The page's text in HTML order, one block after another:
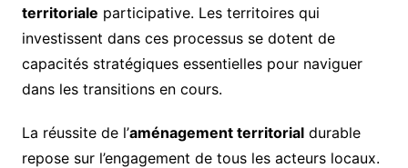
territoriale participative. Les territoires qui
investissent dans ces processus se dotent de
capacités stratégiques essentielles pour naviguer
dans les transitions en cours.
La réussite de l’aménagement territorialdurable
repose sur l’engagement de tous les acteurs locaux.